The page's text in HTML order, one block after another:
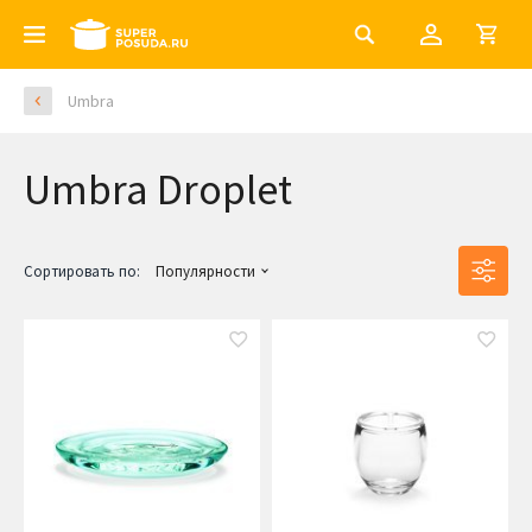
Umbra
Umbra Droplet
Сортировать по: Популярности